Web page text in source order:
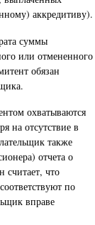
аккредитиву).
суммы
или отмененного
обязан
охватываются
на отсутствие в
также
отчета о
что
по
вправе